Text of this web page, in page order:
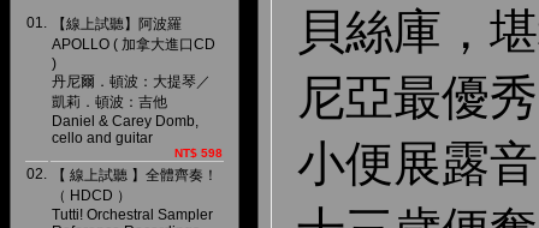
01.
【線上試聽】阿波羅
APOLLO ( 加拿大進口CD
)
丹尼爾．頓波：大提琴／
凱莉．頓波：吉他
Daniel & Carey Domb,
cello and guitar
NT$ 598
02.
【 線上試聽 】全體齊奏！
（ HDCD ）
Tutti! Orchestral Sampler
貝絲庫，
尼亞最優
小便展露